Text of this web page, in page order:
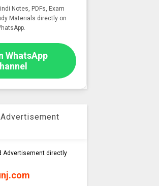
Notes, PDFs, Exam
Materials directly on
WhatsApp
Advertisement directly